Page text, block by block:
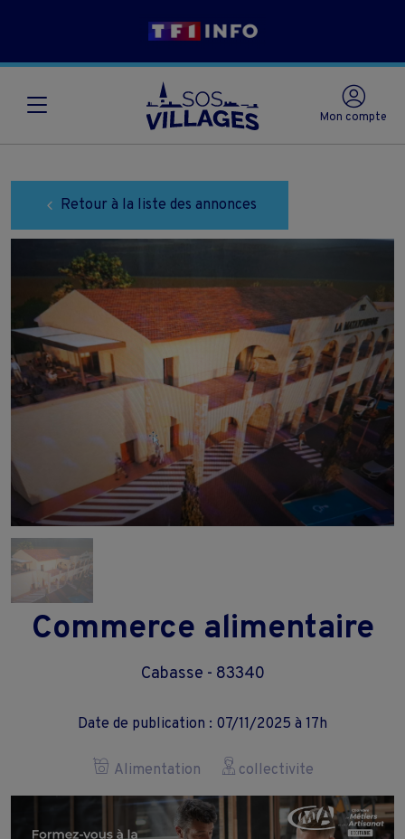
Mon compte
Retour à la liste des annonces
Commerce alimentaire
Cabasse - 83340
Date de publication : 07/11/2025 à 17h
Alimentation collectivite